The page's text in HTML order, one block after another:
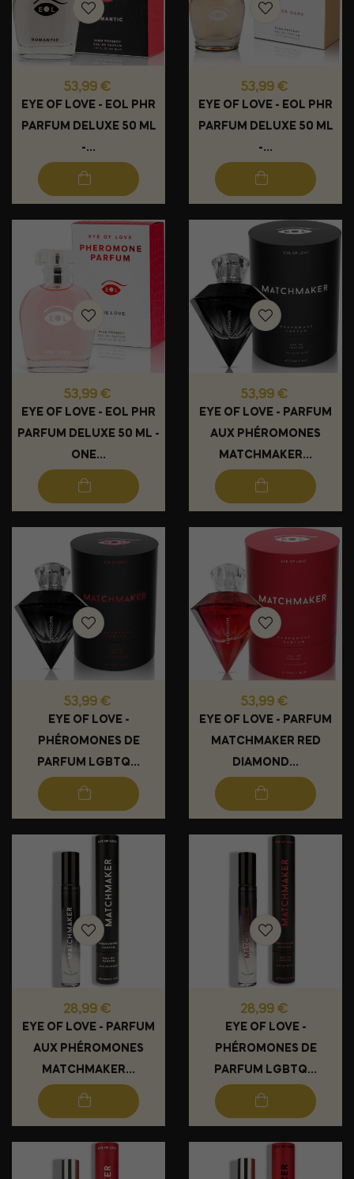
Prix
53,99 €
EYE OF LOVE - EOL PHR
PARFUM DELUXE 50 ML
-...
Prix
53,99 €
EYE OF LOVE - EOL PHR
PARFUM DELUXE 50 ML
-...
Prix
53,99 €
EYE OF LOVE - EOL PHR
PARFUM DELUXE 50 ML -
ONE...
Prix
53,99 €
EYE OF LOVE - PARFUM
AUX PHÉROMONES
MATCHMAKER...
Prix
53,99 €
EYE OF LOVE -
PHÉROMONES DE
PARFUM LGBTQ...
Prix
53,99 €
EYE OF LOVE - PARFUM
MATCHMAKER RED
DIAMOND...
Prix
28,99 €
EYE OF LOVE - PARFUM
AUX PHÉROMONES
MATCHMAKER...
Prix
28,99 €
EYE OF LOVE -
PHÉROMONES DE
PARFUM LGBTQ...